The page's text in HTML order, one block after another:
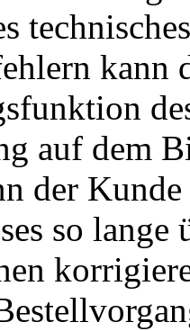
kann
auf dem
der
so